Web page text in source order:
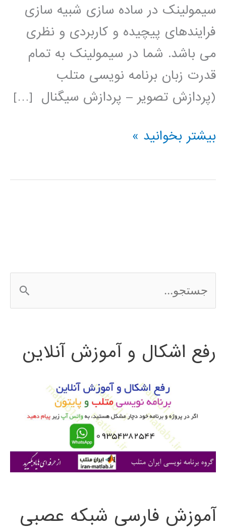
سیمولینک در ساده سازی شبیه سازی
فرایندهای پیچیده و کاربردی و نظری
می باشد. شما در سیمولینک به تمام
قدرت زبان برنامه نویسی متلب
(پردازش تصویر – پردازش سیگنال […]
فیلم
simulink
بیشتر بخوانید »
س
ج
ی
رفع اشکال و آموزش آنلاین
آموزش فارسی شبکه عصبی